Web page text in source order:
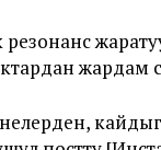
резонанс
жардам